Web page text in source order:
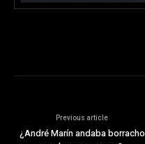
Previous article
¿André Marín andaba borracho